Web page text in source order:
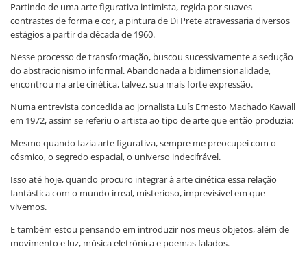
Partindo de uma arte figurativa intimista, regida por suaves
contrastes de forma e cor, a pintura de Di Prete atravessaria diversos
estágios a partir da década de 1960.
Nesse processo de transformação, buscou sucessivamente a sedução
do abstracionismo informal. Abandonada a bidimensionalidade,
encontrou na arte cinética, talvez, sua mais forte expressão.
Numa entrevista concedida ao jornalista Luís Ernesto Machado Kawall
em 1972, assim se referiu o artista ao tipo de arte que então produzia:
Mesmo quando fazia arte figurativa, sempre me preocupei com o
cósmico, o segredo espacial, o universo indecifrável.
Isso até hoje, quando procuro integrar à arte cinética essa relação
fantástica com o mundo irreal, misterioso, imprevisível em que
vivemos.
E também estou pensando em introduzir nos meus objetos, além de
movimento e luz, música eletrônica e poemas falados.